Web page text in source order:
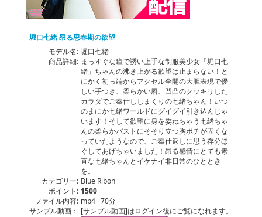
堀口七緒 昂る思春期の欲望
モデル名: 堀口七緒
商品詳細: まっすぐな瞳で誘い上手な制服美少女「堀口七
緒」ちゃんの沸き上がる欲望は止まらない！と
にかく初っ端からアクセル全開の大胆表現で優
しい手つき、柔らかい唇、凹凸のクッキリした
カラダでご奉仕ししまくりの七緒ちゃん！いつ
のまにか七緒ワールドにグイグイ引き込んじゃ
います！そして欲望に身を委ねちゃう七緒ちゃ
んの柔らかバストにそそり立つ胸ポチが固くな
っていたようなので、ご奉仕返しに思う存分ほ
ぐしてあげちゃいました！昂る感情にとても素
直な七緒ちゃんとイケナイ非日常のひととき
を。
カテゴリー: Blue Ribon
ポイント: 1500
ファイル内容: mp4 70分
サンプル動画： [サンプル動画]はログイン後にご覧になれます。